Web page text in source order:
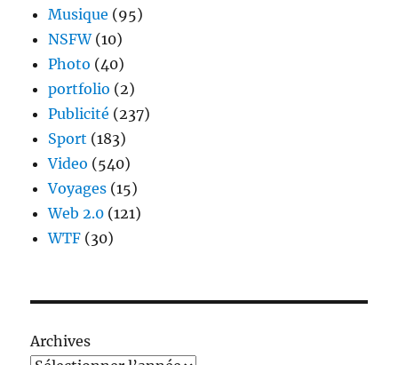
Musique (95)
NSFW(10)
Photo (40)
portfolio (2)
Publicité (237)
Sport (183)
Video (540)
Voyages (15)
Web 2.0 (121)
WTF (30)
Archives